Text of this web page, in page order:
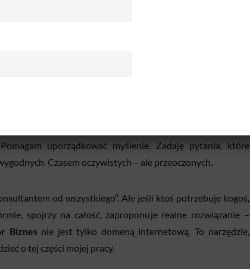
robię?
i sztucznej inteligencji łatwo zapomnieć,
nie jest brak technologii. To raczej złe decyzje, niejasne
zespoły, błędne założenia finansowe. I właśnie w takich
uporządkować myślenie. Zadaję pytania, które
Czasem oczywistych – ale przeoczonych.
od wszystkiego”. Ale jeśli ktoś potrzebuje kogoś,
spojrzy na całość, zaproponuje realne rozwiązanie –
Biznesnie jest tylko domeną internetową. To narzędzie,
o tej części mojej pracy.